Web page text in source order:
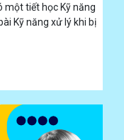
một tiết học Kỹ năng
Kỹ năng xử lý khi bị